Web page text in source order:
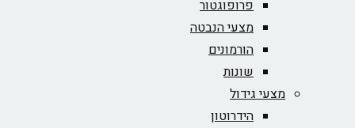
פרופוגטור
מצעי הנבטה
הורמונים
מצעי גידול
הידרוטון